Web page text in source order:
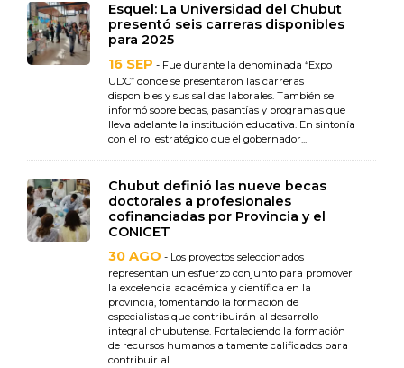
Esquel: La Universidad del Chubut
presentó seis carreras disponibles
para 2025
16 SEP - Fue durante la denominada “Expo
UDC” donde se presentaron las carreras
disponibles y sus salidas laborales. También se
informó sobre becas, pasantías y programas que
lleva adelante la institución educativa. En sintonía
con el rol estratégico que el gobernador...
Chubut definió las nueve becas
doctorales a profesionales
cofinanciadas por Provincia y el
CONICET
30 AGO - Los proyectos seleccionados
representan un esfuerzo conjunto para promover
la excelencia académica y científica en la
provincia, fomentando la formación de
especialistas que contribuirán al desarrollo
integral chubutense. Fortaleciendo la formación
de recursos humanos altamente calificados para
contribuir al...